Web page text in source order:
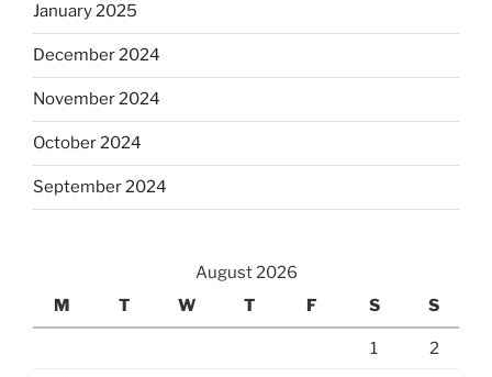
January 2025
December 2024
November 2024
October 2024
September 2024
August 2026
M
T W T F S S
1 2